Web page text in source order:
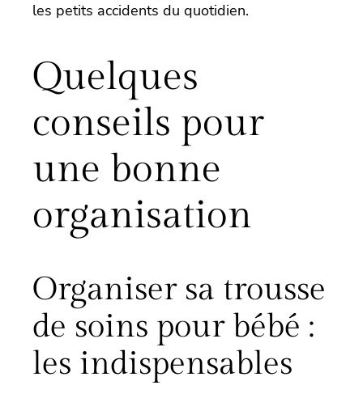
les petits accidents du quotidien.
Quelques
conseils pour
une bonne
organisation
Organiser sa trousse
de soins pour bébé :
les indispensables